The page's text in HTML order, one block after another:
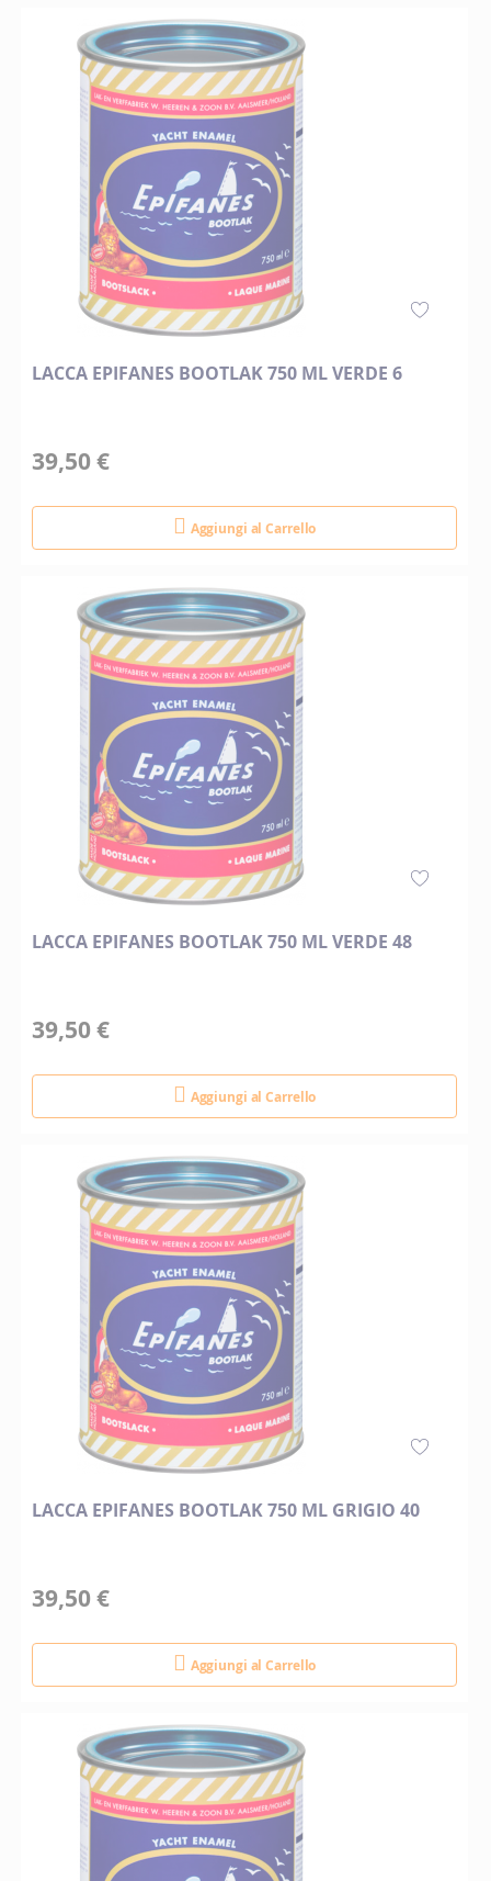
LACCA EPIFANES BOOTLAK 750 ML VERDE 6
39,50 €
Aggiungi al Carrello
LACCA EPIFANES BOOTLAK 750 ML VERDE 48
39,50 €
Aggiungi al Carrello
LACCA EPIFANES BOOTLAK 750 ML GRIGIO 40
39,50 €
Aggiungi al Carrello